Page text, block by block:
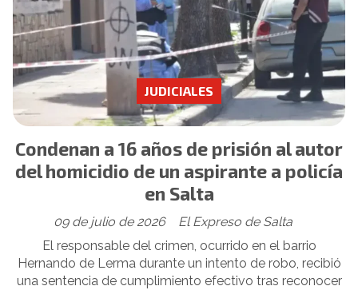
Condenan a 16 años de prisión al autor
del homicidio de un aspirante a policía
en Salta
El Expreso de Salta
JUDICIALES
09 de julio de 2026
El responsable del crimen, ocurrido en el barrio
Hernando de Lerma durante un intento de robo, recibió
una sentencia de cumplimiento efectivo tras reconocer